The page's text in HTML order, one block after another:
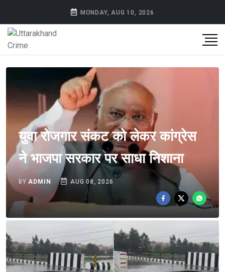
MONDAY, AUG 10, 2026
युवा रोजगार संकट को लेकर कांग्रेस
ने भाजपा सरकार पर साधा निशाना
BYADMIN AUG 08, 2026